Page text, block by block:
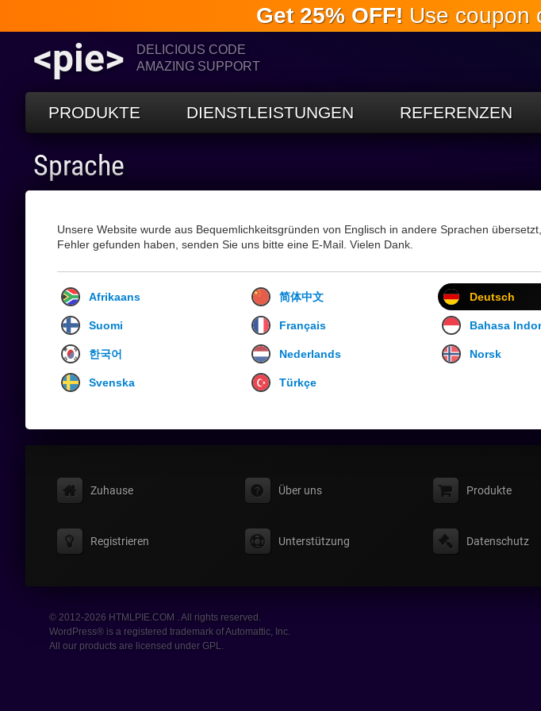
Springe
zum
Get 25% OFF! Use coupon
<pie>
DELICIOUS CODE
AMAZING SUPPORT
PRODUKTE DIENSTLEISTUNGEN REFERENZEN
Sprache
Unsere Website wurde aus Bequemlichkeitsgründen von Englisch in andere Sprachen
Fehler gefunden haben, senden Sie uns bitte eine E-Mail. Vielen Dank.
Afrikaans 简体中文 Deutsch
Suomi Français Bahasa
한국어 Nederlands Norsk
Svenska Türkçe
Zuhause Über uns Produkte
Registrieren Unterstützung Datenschutz
© 2012-2026 HTMLPIE.COM . All rights reserved.
WordPress® is a registered trademark of Automattic, Inc.
All our products are licensed under GPL.